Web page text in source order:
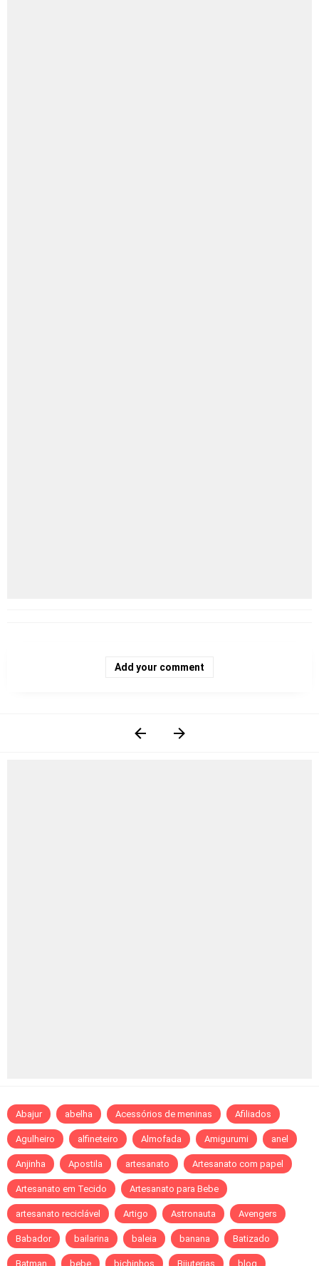
Add your comment
Abajur abelha Acessórios de meninas Afiliados
Agulheiro alfineteiro Almofada Amigurumi anel
Anjinha Apostila artesanato Artesanato com papel
Artesanato em Tecido Artesanato para Bebe
artesanato reciclável Artigo Astronauta Avengers
Babador bailarina baleia banana Batizado
Batman bebe bichinhos Bijuterias blog